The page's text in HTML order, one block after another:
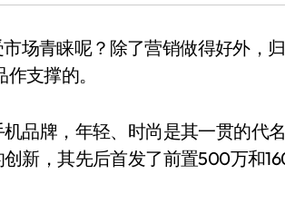
场青睐呢？除了营销做得好外，
支撑的。
牌，年轻、时尚是其一贯的代
新，其先后首发了前置500万和